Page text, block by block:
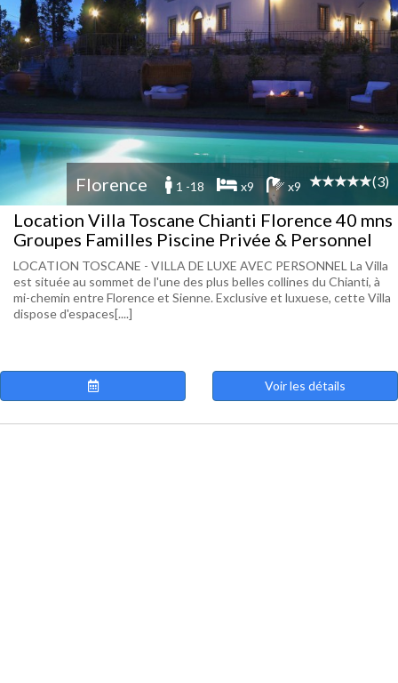
Florence 1 -18 x9 x9 (3)
Location Villa Toscane Chianti Florence 40 mns
Groupes Familles Piscine Privée & Personnel
LOCATION TOSCANE - VILLA DE LUXE AVEC PERSONNEL La Villa
est située au sommet de l'une des plus belles collines du Chianti, à
mi-chemin entre Florence et Sienne. Exclusive et luxuese, cette Villa
dispose d'espaces[....]
Voir les détails